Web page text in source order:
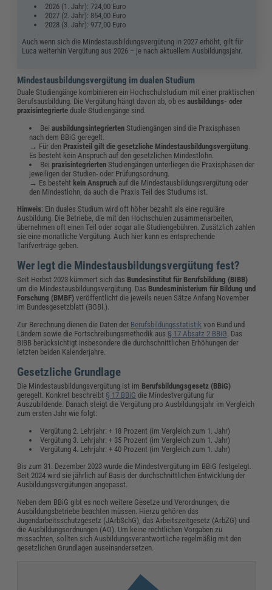
2026 (1. Jahr): 724,00 Euro
2027 (2. Jahr): 854,00 Euro
2028 (3. Jahr): 977,00 Euro
Auch wenn sich die Mindestausbildungsvergütung in 2027 erhöht, gilt für
Luca weiterhin Vergütung aus 2026 – je nach aktuellem Ausbildungsjahr.
Mindestausbildungsvergütung im dualen Studium
Duale Studiengänge kombinieren ein Hochschulstudium mit einer praktischen
Berufsausbildung. Die Vergütung hängt davon ab, ob esausbildungs- oder
praxisintegrierte duale Studiengänge sind.
Bei ausbildungsintegrierten Studiengängen sind die Praxisphasen
nach dem BBiG geregelt.
→ Für den Praxisteil gilt die gesetzliche Mindestausbildungsvergütung.
Es besteht kein Anspruch auf den gesetzlichen Mindestlohn.
Bei praxisintegrierten Studiengängen unterliegen die Praxisphasen der
jeweiligen der Studien- oder Prüfungsordnung.
→ Es besteht kein Anspruch auf die Mindestausbildungsvergütung oder
den Mindestlohn, da auch die Praxis Teil des Studiums ist.
Hinweis: Ein duales Studium wird oft höher bezahlt als eine reguläre
Ausbildung. Die Betriebe, die mit den Hochschulen zusammenarbeiten,
übernehmen oft einen Teil oder sogar alle Studiengebühren. Zusätzlich zahlen
sie eine monatliche Vergütung. Auch hier kann es entsprechende
Tarifverträge geben.
Wer legt die Mindestausbildungsvergütung fest?
Seit Herbst 2023 kümmert sich das Bundesinstitut für Berufsbildung (BIBB)
um die Mindestausbildungsvergütung. Das Bundesministerium für Bildung und
Forschung (BMBF) veröffentlicht die jeweils neuen Sätze Anfang November
im Bundesgesetzblatt (BGBl.).
Zur Berechnung dienen die Daten der Berufsbildungsstatistik von Bund und
Ländern sowie die Fortschreibungsmethodik aus § 17 Absatz 2 BBiG . Das
BIBB berücksichtigt insbesondere die durchschnittlichen Erhöhungen der
letzten beiden Kalenderjahre.
Gesetzliche Grundlage
Die Mindestausbildungsvergütung ist im Berufsbildungsgesetz (BBiG)
geregelt. Konkret beschreibt § 17 BBiG die Mindestvergütung für
Auszubildende. Danach steigt die Vergütung pro Ausbildungsjahr im Vergleich
zum ersten Jahr wie folgt:
Vergütung 2. Lehrjahr: + 18 Prozent (im Vergleich zum 1. Jahr)
Vergütung 3. Lehrjahr: + 35 Prozent (im Vergleich zum 1. Jahr)
Vergütung 4. Lehrjahr: + 40 Prozent (im Vergleich zum 1. Jahr)
Bis zum 31. Dezember 2023 wurde die Mindestvergütung im BBiG festgelegt.
Seit 2024 wird sie jährlich auf Basis der durchschnittlichen Entwicklung der
Ausbildungsvergütungen angepasst.
Neben dem BBiG gibt es noch weitere Gesetze und Verordnungen, die
Ausbildungsbetriebe beachten müssen. Hierzu gehören das
Jugendarbeitsschutzgesetz (JArbSchG), das Arbeitszeitgesetz (ArbZG) und
die Ausbildungsordnungen (AO). Um keine rechtlichen Vorgaben zu
missachten, sollten sich Ausbildungsverantwortliche regelmäßig mit den
gesetzlichen Grundlagen auseinandersetzen.